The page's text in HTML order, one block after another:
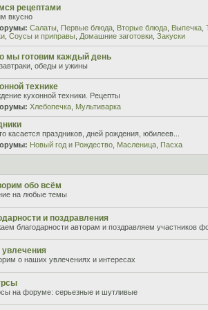
рецептами
вкусно
Салаты Первые блюда Вторые блюда Выпечка
Соусы и приправы Домашние заготовки Закуски
мы готовим каждый день
обеды и ужины
технике
кухонной техники. Рецепты
Хлебопечка Мультиварка
касается праздников, дней рождения, юбилеев...
Новый год и Рождество Масленица Пасха
обо всём
на любые темы
и поздравления
благодарности авторам и поздравляем участников
о наших увлечениях и интересах
на форуме: серьезные и шутливые